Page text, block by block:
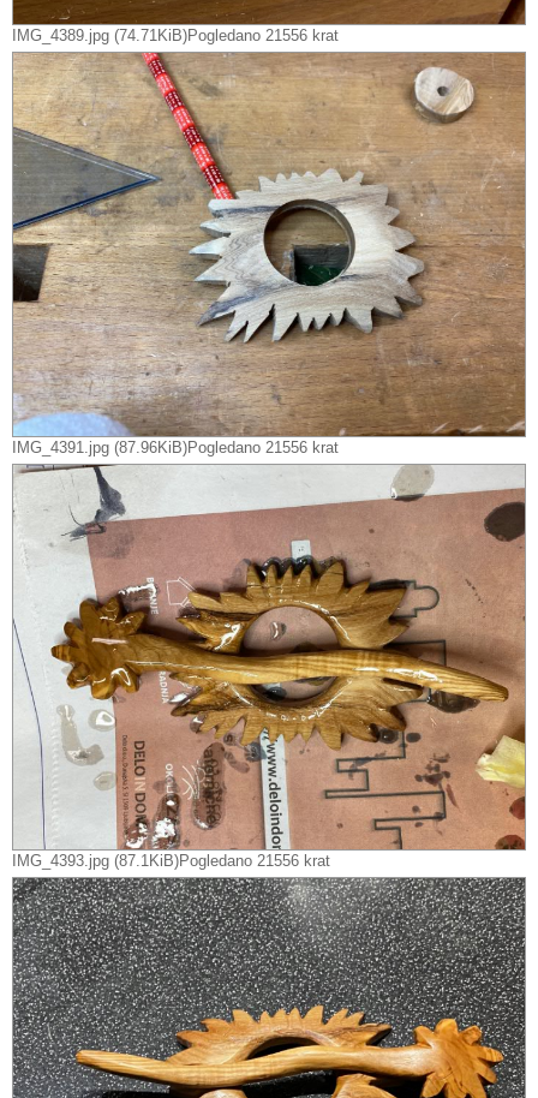
IMG_4389.jpg (74.71KiB)Pogledano 21556 krat
IMG_4391.jpg (87.96KiB)Pogledano 21556 krat
IMG_4393.jpg (87.1KiB)Pogledano 21556 krat